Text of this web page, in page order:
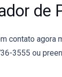
de
contato agora
3555 ou